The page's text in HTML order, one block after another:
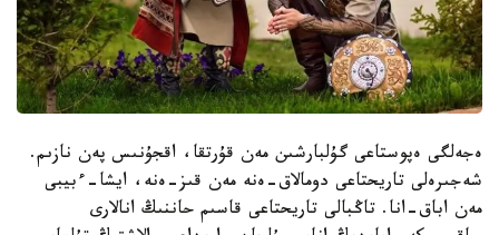
ەجەلگى ەپوستاعى گۇلبارشىن مەن قۇرتقا، اقجۇنىس پەن نازىم.
شەجىرەلى تاريحتاعى دومالاق-ەنە مەن قىز-ەنە، ايشا-ءبيبى
مەن اباق-انا. تاڭبالى تاريحتاعى قاسىم حاننىڭ انالارى